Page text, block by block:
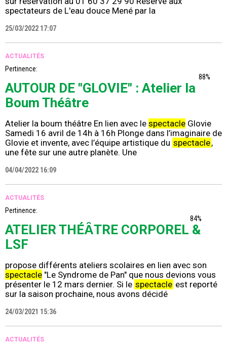
spectateurs de L'eau douce Mené par la
25/03/2022 17:07
ACTUALITÉS
Pertinence:
88%
AUTOUR DE "GLOVIE" : Atelier la
Boum Théâtre
Atelier la boum théâtre En lien avec le spectacle Glovie
Samedi 16 avril de 14h à 16h Plonge dans l’imaginaire de
Glovie et invente, avec l’équipe artistique du spectacle,
une fête sur une autre planète. Une
04/04/2022 16:09
ACTUALITÉS
Pertinence:
84%
ATELIER THÉȂTRE CORPOREL &
LSF
propose différents ateliers scolaires en lien avec son
spectacle "Le Syndrome de Pan" que nous devions vous
présenter le 12 mars dernier. Si le spectacle est reporté
sur la saison prochaine, nous avons décidé
24/03/2021 15:36
ACTUALITÉS